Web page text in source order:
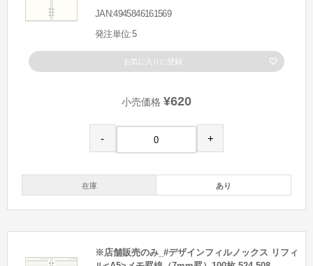
JAN:4945846161569
発注単位:5
お気に入りに登録
小売価格 ¥620
- +
在庫 あり
※店舗販売のみ_#デザインフィルノックス リフィ